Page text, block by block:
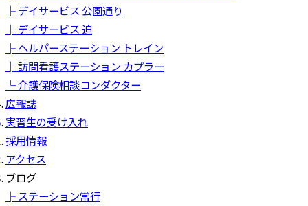
├ デイサービス 公園通り
├ デイサービス 迫
├ ヘルパーステーション トレイン
├ 訪問看護ステーション カプラー
└ 介護保険相談コンダクター
広報誌
実習生の受け入れ
採用情報
アクセス
ブログ
├ ステーション常行